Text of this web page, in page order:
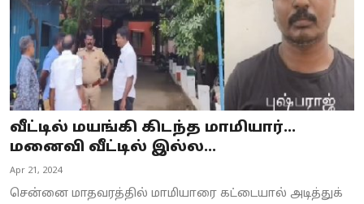
வீட்டில் மயங்கி கிடந்த மாமியார்...
மனைவி வீட்டில் இல்ல...
Apr 21, 2024
சென்னை மாதவரத்தில் மாமியாரை கட்டையால் அடித்துக்